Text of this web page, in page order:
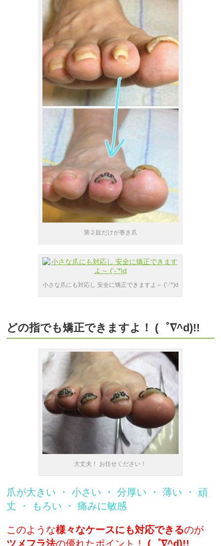
第２趾だけが巻き爪
小さな爪にも対応し 安全に矯正できますよ～ (’-’*)d
どの指でも矯正できますよ！ (゜∇^d)!!
大丈夫！ お任せください！
爪が大きい ・ 小さい ・ 分厚い ・ 薄い ・ 頑
丈 ・ もろい ・ 痛みに敏感
このような様々なケースにも対応できるのが
ツメフラ法の優れたポイント！ (゜∇^d)!!